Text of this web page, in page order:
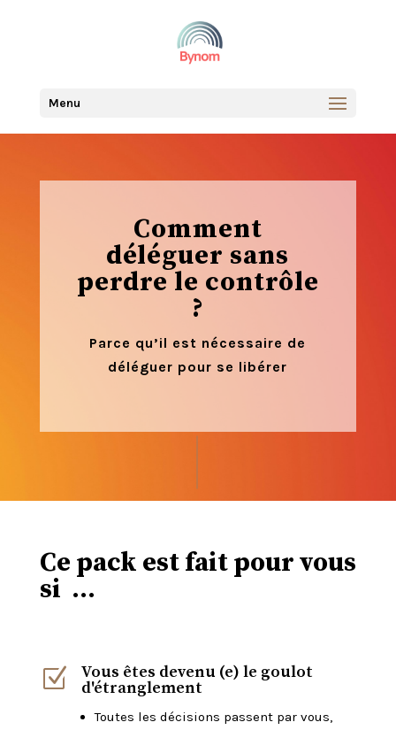
Menu
Comment
déléguer sans
perdre le contrôle
?
Parce qu’il est nécessaire de
déléguer pour se libérer
Ce pack est fait pour vous
si …
Z Vous êtes devenu (e) le goulot
d'étranglement
Toutes les décisions passent par vous,